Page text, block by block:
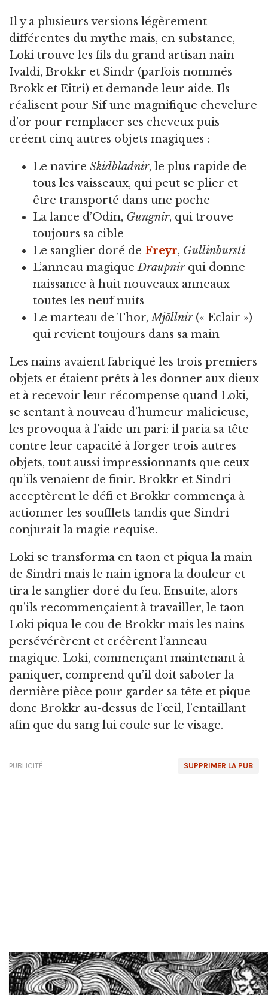
Il y a plusieurs versions légèrement
différentes du mythe mais, en substance,
Loki trouve les fils du grand artisan nain
Ivaldi, Brokkr et Sindr (parfois nommés
Brokk et Eitri) et demande leur aide. Ils
réalisent pour Sif une magnifique chevelure
d’or pour remplacer ses cheveux puis
créent cinq autres objets magiques :
Le navire Skidbladnir, le plus rapide de
tous les vaisseaux, qui peut se plier et
être transporté dans une poche
La lance d’Odin, Gungnir, qui trouve
toujours sa cible
Le sanglier doré de Freyr, Gullinbursti
L’anneau magiqueDraupnir qui donne
naissance à huit nouveaux anneaux
toutes les neuf nuits
Le marteau de Thor,Mjöllnir (« Eclair »)
qui revient toujours dans sa main
Les nains avaient fabriqué les trois premiers
objets et étaient prêts à les donner aux dieux
et à recevoir leur récompense quand Loki,
se sentant à nouveau d’humeur malicieuse,
les provoqua à l’aide un pari: il paria sa tête
contre leur capacité à forger trois autres
objets, tout aussi impressionnants que ceux
qu’ils venaient de finir. Brokkr et Sindri
acceptèrent le défi et Brokkr commença à
actionner les soufflets tandis que Sindri
conjurait la magie requise.
Loki se transforma en taon et piqua la main
de Sindri mais le nain ignora la douleur et
tira le sanglier doré du feu. Ensuite, alors
qu’ils recommençaient à travailler, le taon
Loki piqua le cou de Brokkr mais les nains
persévérèrent et créèrent l’anneau
magique. Loki, commençant maintenant à
paniquer, comprend qu’il doit saboter la
dernière pièce pour garder sa tête et pique
donc Brokkr au-dessus de l’œil, l’entaillant
afin que du sang lui coule sur le visage.
SUPPRIMER LA PUB
PUBLICITÉ